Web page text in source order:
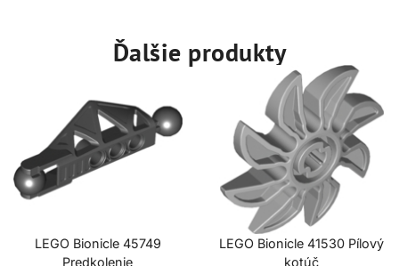
Ďalšie produkty
LEGO Bionicle 45749
Predkolenie
LEGO Bionicle 41530 Pílový
kotúč